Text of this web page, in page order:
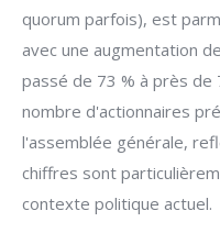
quorum parfois), est
avec une augmentation
passé de 73 % à près de
nombre d'actionnaires
l'assemblée générale,
chiffres sont
contexte politique actuel.